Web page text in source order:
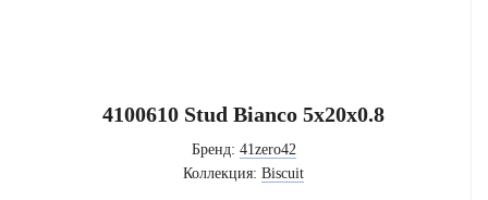
4100610 Stud Bianco 5x20x0.8
Бренд: 41zero42
Коллекция: Biscuit